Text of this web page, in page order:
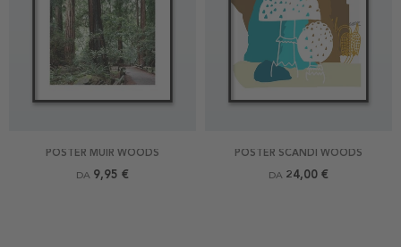
POSTER MUIR WOODS
DA 9,95 €
POSTER SCANDI WOODS
DA 24,00 €